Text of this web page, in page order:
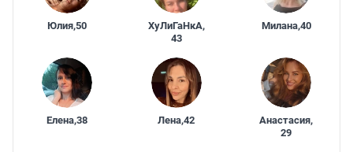
Юлия,50 ХуЛиГаНкА,
43
Милана,40
Елена,38 Лена,42 Анастасия,
29